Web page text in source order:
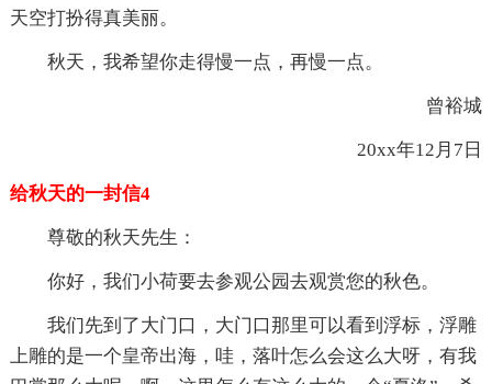
天空打扮得真美丽。
秋天，我希望你走得慢一点，再慢一点。
曾裕城
20xx年12月7日
给秋天的一封信4
尊敬的秋天先生：
你好，我们小荷要去参观公园去观赏您的秋色。
我们先到了大门口，大门口那里可以看到浮标，浮雕
上雕的是一个皇帝出海，哇，落叶怎么会这么大呀，有我